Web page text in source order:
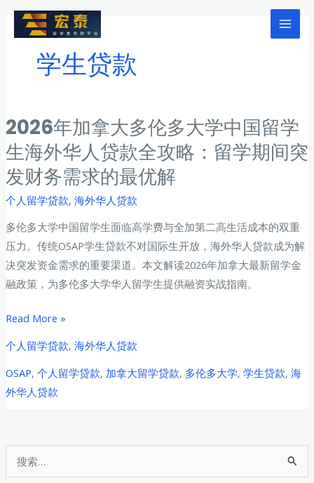
Main
索
学生贷款
2026年加拿大多伦多大学中国留学
生海外华人贷款全攻略：留学期间突
发财务需求的最优解
个人留学贷款, 海外华人贷款
多伦多大学中国留学生面临高学费与全加第二高生活成本的双重
压力。传统OSAP学生贷款不对国际生开放，海外华人贷款成为解
决突发资金需求的重要渠道。本文解读2026年加拿大最新留学金
融政策，为多伦多大学华人留学生提供融资实战指南。
2026
加
拿
大
多
Read More »
个人留学贷款, 海外华人贷款
OSAP, 个人留学贷款, 加拿大留学贷款, 多伦多大学, 学生贷款, 海
外华人贷款